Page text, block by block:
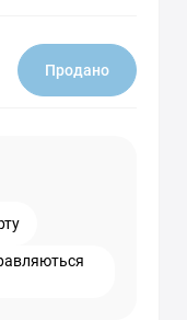
Продано